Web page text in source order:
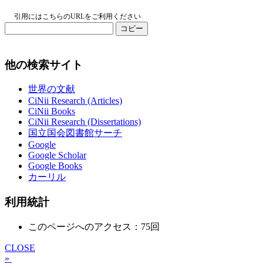
引用にはこちらのURLをご利用ください
コピー
他の検索サイト
世界の文献
CiNii Research (Articles)
CiNii Books
CiNii Research (Dissertations)
国立国会図書館サーチ
Google
Google Scholar
Google Books
カーリル
利用統計
このページへのアクセス：75回
CLOSE
»